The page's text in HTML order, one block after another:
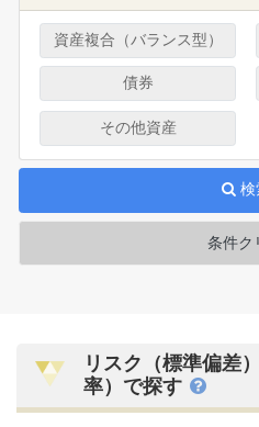
資産複合（バランス型）
債券
その他資産
検
条件ク
リスク（標準偏差
率）で探す